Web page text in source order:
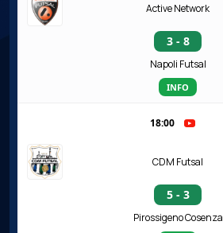
Active Network
3 - 8
Napoli Futsal
INFO
18:00
CDM Futsal
5 - 3
Pirossigeno Cosenza